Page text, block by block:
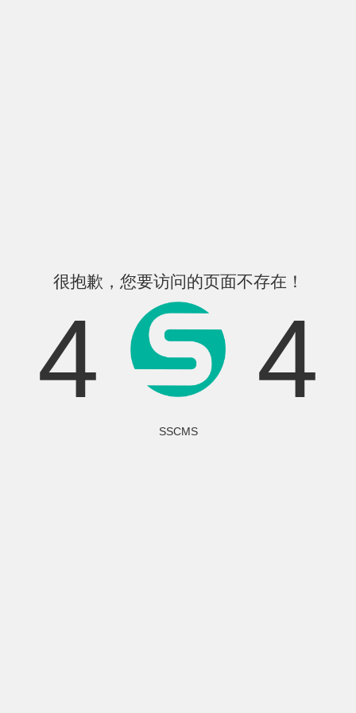
很抱歉，您要访问的页面不存在！
4 4
SSCMS